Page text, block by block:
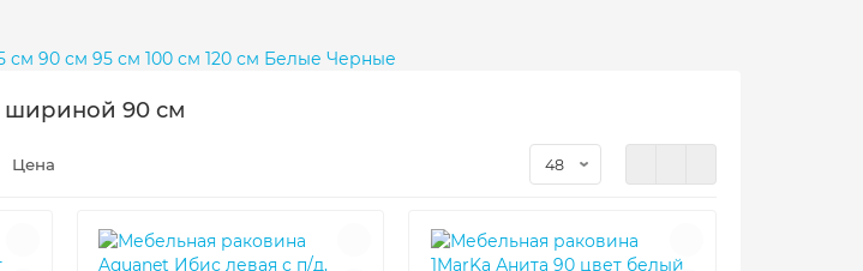
см 90 см 95 см 100 см 120 см Белые Черные
шириной 90 см
Цена